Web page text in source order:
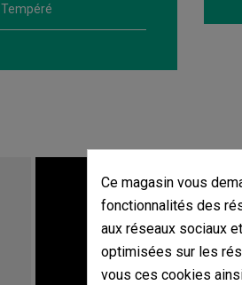
Tempéré
Ce magasin vous
fonctionnalités des
aux réseaux sociaux
optimisées sur les
vous ces cookies